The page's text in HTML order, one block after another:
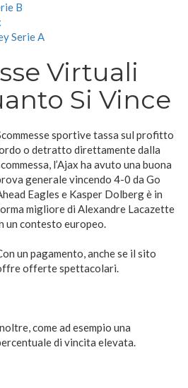
B
Serie A
Virtuali
Si Vince
sportive tassa sul profitto
o detratto direttamente dalla
l’Ajax ha avuto una buona
generale vincendo 4-0 da Go
Eagles e Kasper Dolberg è in
migliore di Alexandre Lacazette
un contesto europeo.
un pagamento, anche se il sito
offerte spettacolari.
come ad esempio una
di vincita elevata.